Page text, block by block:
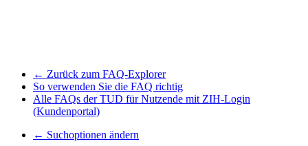
← Zurück zum FAQ-Explorer
So verwenden Sie die FAQ richtig
Alle FAQs der TUD für Nutzende mit ZIH-Login
(Kundenportal)
← Suchoptionen ändern